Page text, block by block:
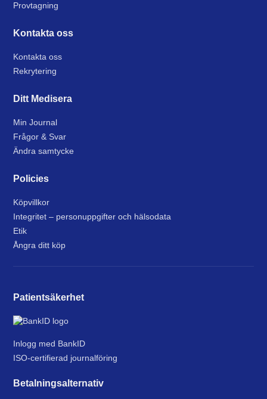
Provtagning
Kontakta oss
Kontakta oss
Rekrytering
Ditt Medisera
Min Journal
Frågor & Svar
Ändra samtycke
Policies
Köpvillkor
Integritet – personuppgifter och hälsodata
Etik
Ångra ditt köp
Patientsäkerhet
Inlogg med BankID
ISO-certifierad journalföring
Betalningsalternativ